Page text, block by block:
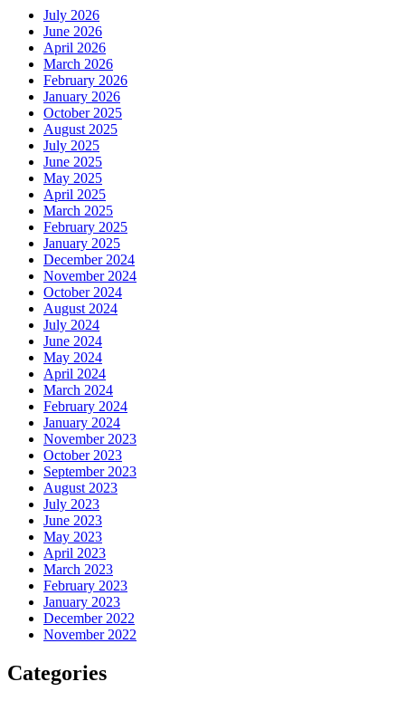
July 2026
June 2026
April 2026
March 2026
February 2026
January 2026
October 2025
August 2025
July 2025
June 2025
May 2025
April 2025
March 2025
February 2025
January 2025
December 2024
November 2024
October 2024
August 2024
July 2024
June 2024
May 2024
April 2024
March 2024
February 2024
January 2024
November 2023
October 2023
September 2023
August 2023
July 2023
June 2023
May 2023
April 2023
March 2023
February 2023
January 2023
December 2022
November 2022
Categories